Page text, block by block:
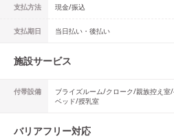
支払方法 現金/振込
支払期日 当日払い・後払い
施設サービス
付帯設備
ブライズルーム/クローク/親族控え
ベッド/授乳室
バリアフリー対応